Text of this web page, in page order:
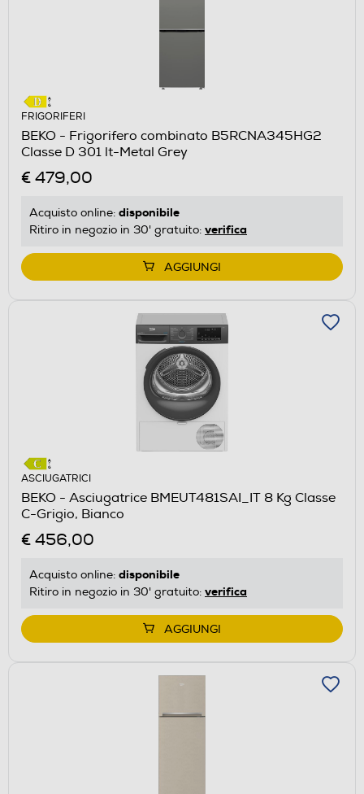
FRIGORIFERI
BEKO - Frigorifero combinato B5RCNA345HG2
Classe D 301 lt-Metal Grey
€ 479,00
Acquisto online: disponibile
Ritiro in negozio in 30' gratuito: verifica
AGGIUNGI
ASCIUGATRICI
BEKO - Asciugatrice BMEUT481SAI_IT 8 Kg Classe
C-Grigio, Bianco
€ 456,00
Acquisto online: disponibile
Ritiro in negozio in 30' gratuito: verifica
AGGIUNGI